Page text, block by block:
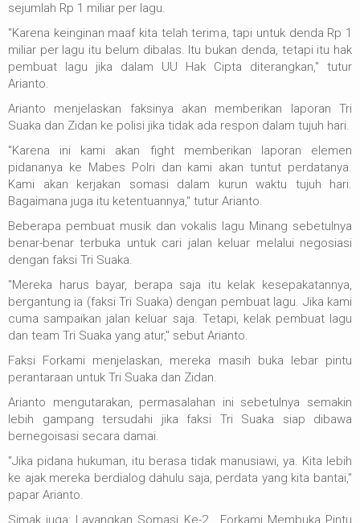
sejumlah Rp 1 miliar per lagu.
"Karena keinginan maaf kita telah terima, tapi untuk denda Rp 1
miliar per lagu itu belum dibalas. Itu bukan denda, tetapi itu hak
pembuat lagu jika dalam UU Hak Cipta diterangkan," tutur
Arianto.
Arianto menjelaskan faksinya akan memberikan laporan Tri
Suaka dan Zidan ke polisi jika tidak ada respon dalam tujuh hari.
"Karena ini kami akan fight memberikan laporan elemen
pidananya ke Mabes Polri dan kami akan tuntut perdatanya.
Kami akan kerjakan somasi dalam kurun waktu tujuh hari.
Bagaimana juga itu ketentuannya," tutur Arianto.
Beberapa pembuat musik dan vokalis lagu Minang sebetulnya
benar-benar terbuka untuk cari jalan keluar melalui negosiasi
dengan faksi Tri Suaka.
"Mereka harus bayar, berapa saja itu kelak kesepakatannya,
bergantung ia (faksi Tri Suaka) dengan pembuat lagu. Jika kami
cuma sampaikan jalan keluar saja. Tetapi, kelak pembuat lagu
dan team Tri Suaka yang atur," sebut Arianto.
Faksi Forkami menjelaskan, mereka masih buka lebar pintu
perantaraan untuk Tri Suaka dan Zidan.
Arianto mengutarakan, permasalahan ini sebetulnya semakin
lebih gampang tersudahi jika faksi Tri Suaka siap dibawa
bernegoisasi secara damai.
"Jika pidana hukuman, itu berasa tidak manusiawi, ya. Kita lebih
ke ajak mereka berdialog dahulu saja, perdata yang kita bantai,"
papar Arianto.
Simak juga: Layangkan Somasi Ke-2 , Forkami Membuka Pintu